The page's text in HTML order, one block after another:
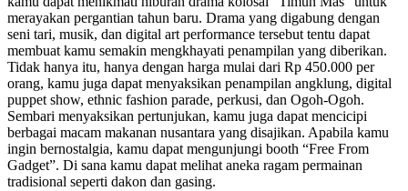
merayakan pergantian tahun baru. Drama yang digabung dengan
seni tari, musik, dan digital art performance tersebut tentu dapat
membuat kamu semakin mengkhayati penampilan yang diberikan.
Tidak hanya itu, hanya dengan harga mulai dari Rp 450.000 per
orang, kamu juga dapat menyaksikan penampilan angklung, digital
puppet show, ethnic fashion parade, perkusi, dan Ogoh-Ogoh.
Sembari menyaksikan pertunjukan, kamu juga dapat mencicipi
berbagai macam makanan nusantara yang disajikan. Apabila kamu
ingin bernostalgia, kamu dapat mengunjungi booth “Free From
Gadget”. Di sana kamu dapat melihat aneka ragam permainan
tradisional seperti dakon dan gasing.